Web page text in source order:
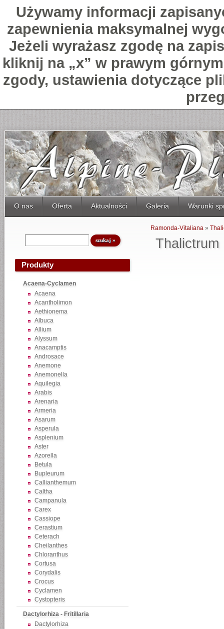
Używamy informacji
zapewnienia maksymalnej
Jeżeli wyrażasz zgodę na
kliknij na „x” w prawym
zgody, ustawienia dotyczące
O nas Oferta Aktualności Galeria Warunki
Produkty
Acaena-Cyclamen
Acaena
Acantholimon
Aethionema
Albuca
Allium
Alyssum
Anacamptis
Androsace
Anemone
Anemonella
Aquilegia
Arabis
Arenaria
Armeria
Asarum
Asperula
Asplenium
Aster
Azorella
Betula
Bupleurum
Callianthemum
Caltha
Campanula
Carex
Cassiope
Cerastium
Ceterach
Cheilanthes
Chloranthus
Cortusa
Corydalis
Crocus
Cyclamen
Cystopteris
Dactylorhiza - Fritillaria
Dactylorhiza
Thalictrum
Ramonda-Vitaliana»